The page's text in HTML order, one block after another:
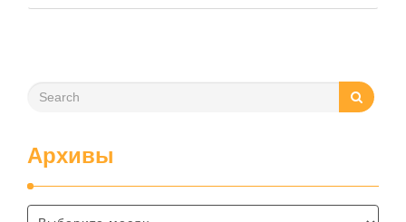
зависит от нескольких факторов, включая температуру
Архивы